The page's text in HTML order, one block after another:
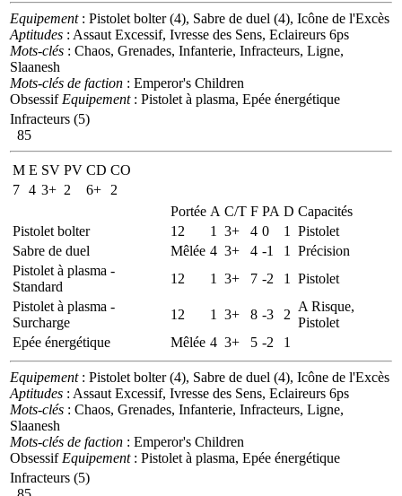
Equipement: Pistolet bolter (4), Sabre de duel (4), Icône de l'Excès
Aptitudes : Assaut Excessif, Ivresse des Sens, Eclaireurs 6ps
Mots-clés : Chaos, Grenades, Infanterie, Infracteurs, Ligne,
Slaanesh
Mots-clés de faction : Emperor's Children
Obsessif Equipement: Pistolet à plasma, Epée énergétique
Infracteurs (5)
85
M E SV PV CD CO
7 4 3+ 2 6+
2
Portée A C/T F PA D Capacités
Pistolet bolter
12 1 3+ 4 0 1
Pistolet
Sabre de duel
Mêlée 4 3+ 4 -1 1
Précision
Pistolet à plasma -
Standard
12 1 3+ 7 -2 1
Pistolet
Pistolet à plasma -
Surcharge
12 1 3+ 8 -3 2
A Risque,
Pistolet
Epée énergétique
Mêlée 4 3+ 5 -2 1
Equipement: Pistolet bolter (4), Sabre de duel (4), Icône de l'Excès
Aptitudes : Assaut Excessif, Ivresse des Sens, Eclaireurs 6ps
Mots-clés : Chaos, Grenades, Infanterie, Infracteurs, Ligne,
Slaanesh
Mots-clés de faction : Emperor's Children
Obsessif Equipement: Pistolet à plasma, Epée énergétique
Infracteurs (5)